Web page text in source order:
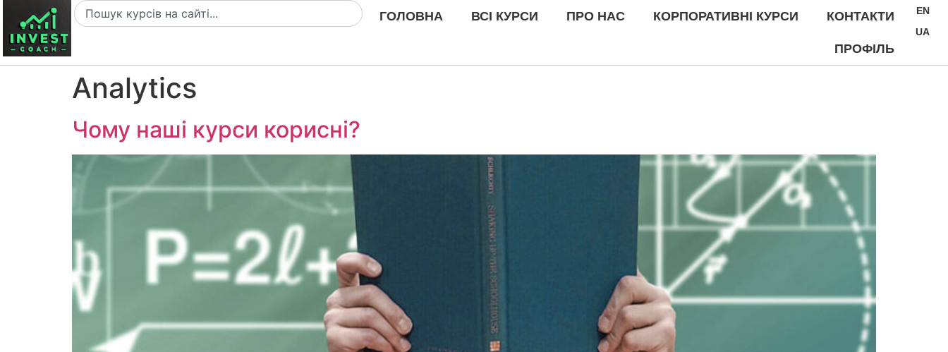
ГОЛОВНА ВСІ КУРСИ ПРО НАС КОРПОРАТИВНІ КУРСИ КОНТАКТИ
ПРОФІЛЬ
EN
UA
Analytics
Чому наші курси корисні?